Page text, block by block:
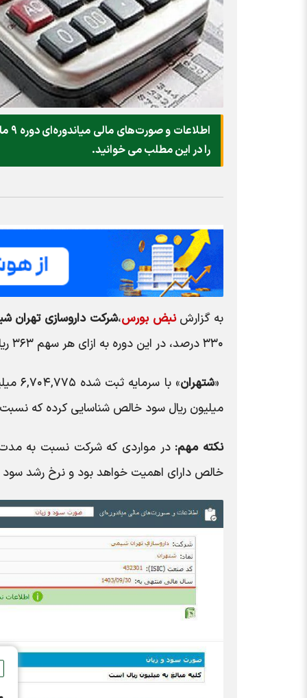
را در این مطلب می خوانید.
به گزارشنبض بورس،شرکت داروسازی تهران
۳۳۰ درصد، در این دوره به ازای هر سهم ۳۶۳ ریال سود محقق کرده است.
«شتهران
میلیون ریال سود خالص شناسایی کرده که نسبت به سال گذشته ۶۵
نکته مهم:در مواردی که شرکت نسبت به مدت
خالص دارای اهمیت خواهد بود و نرخ رشد